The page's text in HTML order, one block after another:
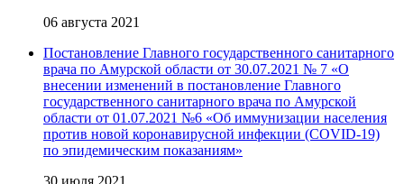
06 августа 2021
Постановление Главного государственного санитарного
врача по Амурской области от 30.07.2021 № 7 «О
внесении изменений в постановление Главного
государственного санитарного врача по Амурской
области от 01.07.2021 №6 «Об иммунизации населения
против новой коронавирусной инфекции (COVID-19)
по эпидемическим показаниям»
30 июля 2021